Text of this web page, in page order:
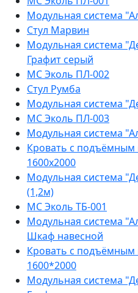
Модульная система
Стул Марвин
Модульная система
Графит серый
МС Эколь ПЛ-002
Стул Румба
Модульная система
МС Эколь ПЛ-003
Модульная система
Кровать с подъёмным
1600х2000
Модульная система
(1,2м)
МС Эколь ТБ-001
Модульная система
Шкаф навесной
Кровать с
1600*2000
Модульная система